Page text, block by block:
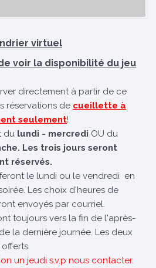
virtuel
voir la disponibilité du jeu
directement à partir de ce
réservations de cueillette à
seulement!
du lundi - mercredi OU du
Les trois jours seront
réservés.
le lundi ou le vendredi en
Les choix d'heures de
envoyés par courriel.
toujours vers la fin de l'après-
la dernière journée. Les deux
un jeudi s.v.p nous contacter.